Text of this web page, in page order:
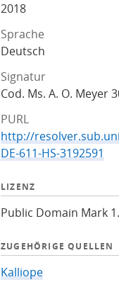
2018
Sprache
Deutsch
Signatur
Cod. Ms. A. O. Meyer
PURL
http://
DE-611-HS-3192591
LIZENZ
Public Domain Mark
ZUGEHÖRIGE QUELLEN
Kalliope